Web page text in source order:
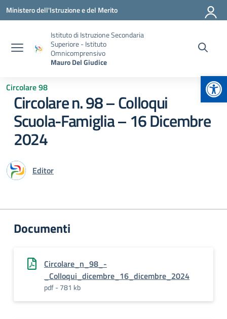
Vai ai contenuti
Vai al menu di navigazione
Vai al footer
Ministero dell'Istruzione e del Merito
Istituto di Istruzione Secondaria
Superiore - Istituto
Omnicomprensivo
Mauro Del Giudice
Circolare 98
Circolare n. 98 – Colloqui
Scuola-Famiglia – 16 Dicembre
2024
Editor
Documenti
Circolare_n_98_-
_Colloqui_dicembre_16_dicembre_2024
pdf - 781 kb